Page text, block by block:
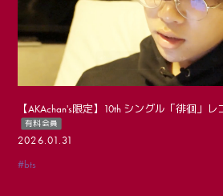
LIVE STREAM
【AKAchan's限定】10th シングル「徘徊」
有料会員
2026.01.31
#bts